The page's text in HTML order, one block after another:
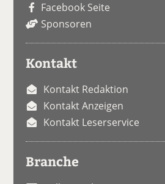
Facebook Seite
Sponsoren
Kontakt
Kontakt Redaktion
Kontakt Anzeigen
Kontakt Leserservice
Branche